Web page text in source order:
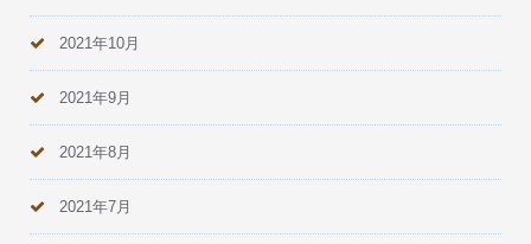
2021年10月
2021年9月
2021年8月
2021年7月